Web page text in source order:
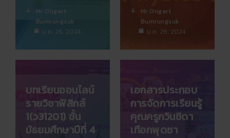
Mr.Ongart
Bumrungsuk
ม.ค. 26, 2024
Mr.Ongart
Bumrungsuk
ม.ค. 26, 2024
บทเรียนออนไลน์
รายวิชาฟิสิกส์
1(ว31201) ชั้น
มัธยมศึกษาปีที่ 4
เอกสารประกอบ
การจัดการเรียนรู้
คุณครูกวินชิดา
เทือกพุดซา